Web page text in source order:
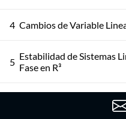
4 Cambios de Variable
5 Estabilidad de Sistemas
Fase en R³
Ejemplo de Jordan.